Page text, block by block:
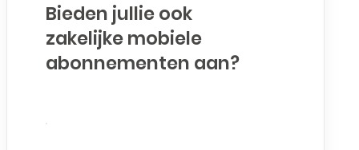
Bieden jullie ook
zakelijke mobiele
abonnementen aan?